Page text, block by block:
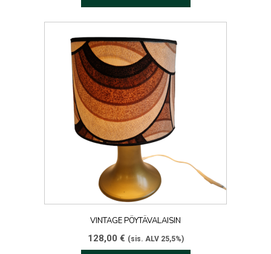
VINTAGE PÖYTÄVALAISIN
128,00 € (sis. ALV 25,5%)